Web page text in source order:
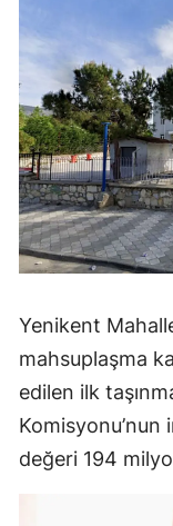
Yenikent
mahsuplaşma
edilen ilk
Komisyonu’nun
değeri 194